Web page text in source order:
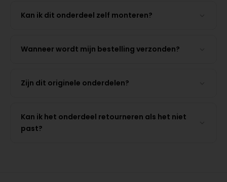
Kan ik dit onderdeel zelf monteren?
Wanneer wordt mijn bestelling verzonden?
Zijn dit originele onderdelen?
Kan ik het onderdeel retourneren als het niet
past?